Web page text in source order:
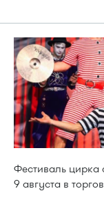
Фестиваль
9 августа в